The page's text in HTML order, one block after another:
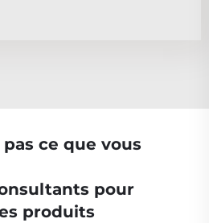
ce que vous
pour
produits